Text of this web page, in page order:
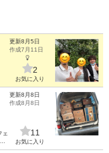
更新8月5日
作成7月11日
2
お気に入り
ェ
更新8月8日
作成8月8日
11
お気に入り